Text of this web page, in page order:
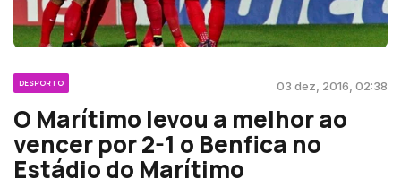
DESPORTO 03 dez, 2016, 02:38
O Marítimo levou a melhor ao
vencer por 2-1 o Benfica no
Estádio do Marítimo